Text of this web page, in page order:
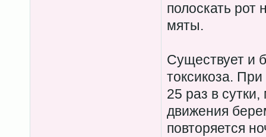
полоскать
мяты.
Существует и
токсикоза.
25 раз в
движения
повторяется